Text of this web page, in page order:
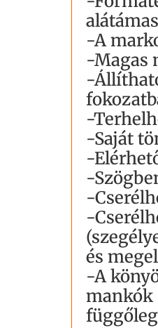
-A
-Magas
-
-
-Saját
-
-
-
-
és
-A
mankók